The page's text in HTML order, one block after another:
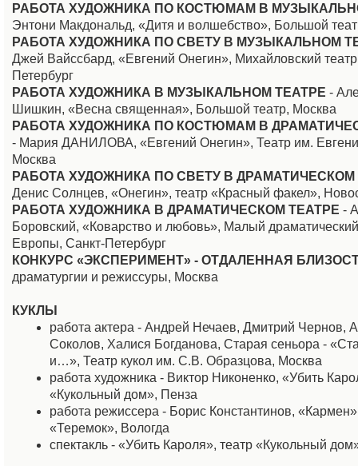
РАБОТА ХУДОЖНИКА ПО КОСТЮМАМ В
Энтони Макдональд, «Дитя и волшебство», Большой
РАБОТА ХУДОЖНИКА ПО СВЕТУ В МУЗЫКАЛЬНОМ
Джей Вайссбард, «Евгений Онегин», Михайловский
Петербург
РАБОТА ХУДОЖНИКА В МУЗЫКАЛЬНОМ ТЕАТРЕ -
Шишкин, «Весна священная», Большой театр, Москва
РАБОТА ХУДОЖНИКА ПО КОСТЮМАМ В
- Мария ДАНИЛОВА, «Евгений Онегин», Театр им.
Москва
РАБОТА ХУДОЖНИКА ПО СВЕТУ В ДРАМАТИЧЕСКОМ
Денис Солнцев, «Онегин», театр «Красный факел»,
РАБОТА ХУДОЖНИКА В ДРАМАТИЧЕСКОМ ТЕАТРЕ -
Боровский, «Коварство и любовь», Малый
Европы, Санкт-Петербург
КОНКУРС «ЭКСПЕРИМЕНТ» - ОТДАЛЕННАЯ
драматургии и режиссуры, Москва
КУКЛЫ
работа актера - Андрей Нечаев, Дмитрий Чернов,
Соколов, Халися Богданова, Старая сеньора -
и…», Театр кукол им. С.В. Образцова, Москва
работа художника - Виктор Никоненко, «Убить
«Кукольный дом», Пенза
работа режиссера - Борис Константинов,
«Теремок», Вологда
спектакль - «Убить Кароля», театр «Кукольный